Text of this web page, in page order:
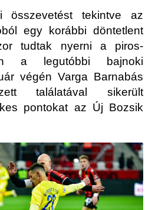
összevetést tekintve az
egy korábbi döntetlent
tudtak nyerni a piros-
a legutóbbi bajnoki
végén Varga Barnabás
találatával sikerült
pontokat az Új Bozsik